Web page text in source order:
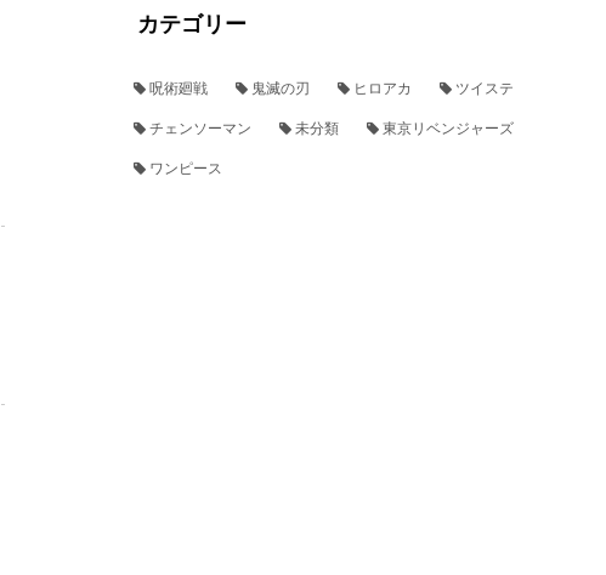
カテゴリー
呪術廻戦 鬼滅の刃 ヒロアカ ツイステ
チェンソーマン 未分類 東京リベンジャーズ
ワンピース